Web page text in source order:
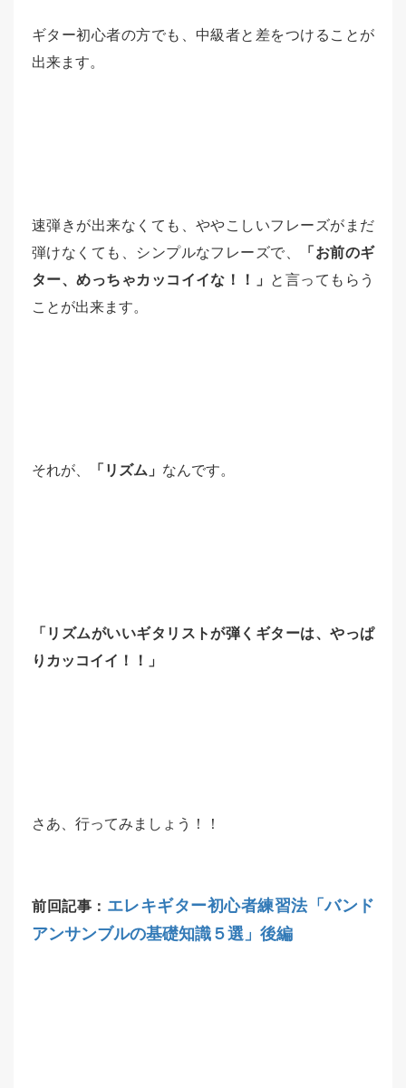
ギター初心者の方でも、中級者と差をつけることが
出来ます。
速弾きが出来なくても、ややこしいフレーズがまだ
弾けなくても、シンプルなフレーズで、
「お前のギ
ター、めっちゃカッコイイな！！」
と言ってもらう
ことが出来ます。
それが、 「リズム」 なんです。
「リズムがいいギタリストが弾くギターは、やっぱ
りカッコイイ！！」
さあ、行ってみましょう！！
前回記事： エレキギター初心者練習法「バンド
アンサンブルの基礎知識５選」後編